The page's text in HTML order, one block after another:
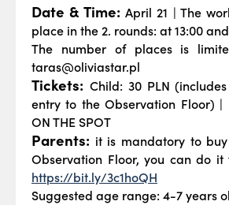
Date & Time: April 21 | The
place in the 2. rounds: at 13:00
The number of places is
taras@oliviastar.pl
Tickets: Child: 30 PLN
entry to the Observation Floor) |
ON THE SPOT
Parents: it is mandatory to
Observation Floor, you can do it
https://bit.ly/3c1hoQH
Suggested age range: 4-7 years